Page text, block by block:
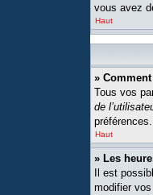
vous avez
Haut
»
Tous vos
de
préférences.
Haut
» Les
Il est
modifier